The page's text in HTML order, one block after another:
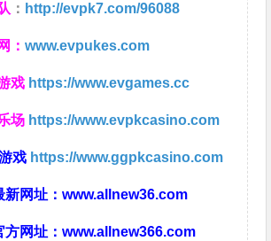
： http://evpk7.com/96088
：www.evpukes.com
戏 https://www.evgames.cc
场 https://www.evpkcasino.com
戏 https://www.ggpkcasino.com
新网址：www.allnew36.com
方网址：www.allnew366.com